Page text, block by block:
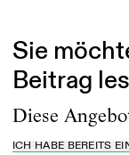
Sie
Beitrag
Diese
ICH HABE BEREITS